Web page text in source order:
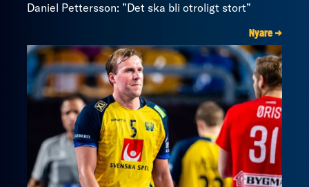
Daniel Pettersson: ”Det ska bli otroligt stort”
Nyare →